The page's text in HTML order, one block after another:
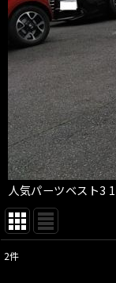
人気パーツベスト3 1
2件